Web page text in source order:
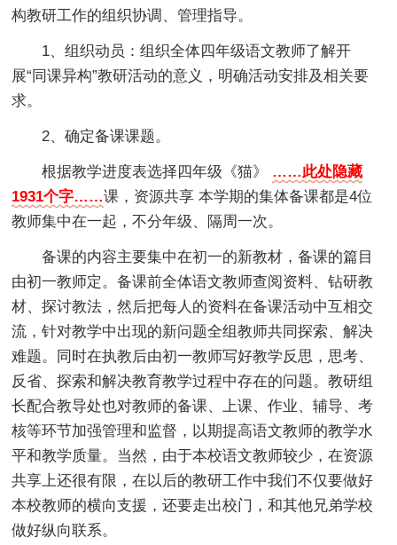
构教研工作的组织协调、管理指导。
1、组织动员：组织全体四年级语文教师了解开
展“同课异构”教研活动的意义，明确活动安排及相关要
求。
2、确定备课课题。
根据教学进度表选择四年级《猫》 ……此处隐藏
1931个字……课，资源共享 本学期的集体备课都是4位
教师集中在一起，不分年级、隔周一次。
备课的内容主要集中在初一的新教材，备课的篇目
由初一教师定。备课前全体语文教师查阅资料、钻研教
材、探讨教法，然后把每人的资料在备课活动中互相交
流，针对教学中出现的新问题全组教师共同探索、解决
难题。同时在执教后由初一教师写好教学反思，思考、
反省、探索和解决教育教学过程中存在的问题。教研组
长配合教导处也对教师的备课、上课、作业、辅导、考
核等环节加强管理和监督，以期提高语文教师的教学水
平和教学质量。当然，由于本校语文教师较少，在资源
共享上还很有限，在以后的教研工作中我们不仅要做好
本校教师的横向支援，还要走出校门，和其他兄弟学校
做好纵向联系。